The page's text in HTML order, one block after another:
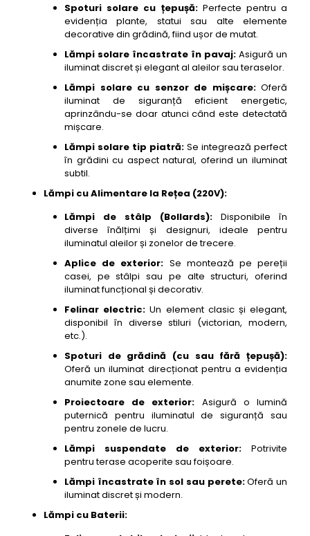
Spoturi solare cu țepușă:Perfecte pentru a
evidenția plante, statui sau alte elemente
decorative din grădină, fiind ușor de mutat.
Lămpi solare încastrate în pavaj: Asigură un
iluminat discret și elegant al aleilor sau teraselor.
Lămpi solare cu senzor de mișcare:Oferă
iluminat de siguranță eficient energetic,
aprinzându-se doar atunci când este detectată
mișcare.
Lămpi solare tip piatră: Se integrează perfect
în grădini cu aspect natural, oferind un iluminat
subtil.
Lămpi cu Alimentare la Rețea (220V):
Lămpi de stâlp (Bollards): Disponibile în
diverse înălțimi și designuri, ideale pentru
iluminatul aleilor și zonelor de trecere.
Aplice de exterior: Se montează pe pereții
casei, pe stâlpi sau pe alte structuri, oferind
iluminat funcțional și decorativ.
Felinar electric: Un element clasic și elegant,
disponibil în diverse stiluri (victorian, modern,
etc.).
Spoturi de grădină (cu sau fără țepușă):
Oferă un iluminat direcționat pentru a evidenția
anumite zone sau elemente.
Proiectoare de exterior: Asigură o lumină
puternică pentru iluminatul de siguranță sau
pentru zonele de lucru.
Lămpi suspendate de exterior: Potrivite
pentru terase acoperite sau foișoare.
Lămpi încastrate în sol sau perete:Oferă un
iluminat discret și modern.
Lămpi cu Baterii: